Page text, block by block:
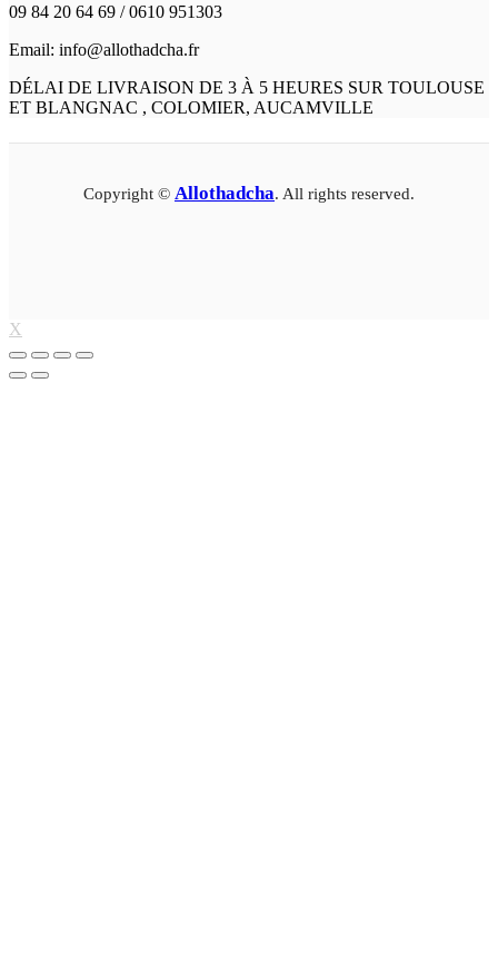
09 84 20 64 69 / 0610 951303
Email: info@allothadcha.fr
DÉLAI DE LIVRAISON DE 3 À 5 HEURES SUR TOULOUSE
ET BLANGNAC , COLOMIER, AUCAMVILLE
Copyright © Allothadcha. All rights reserved.
X